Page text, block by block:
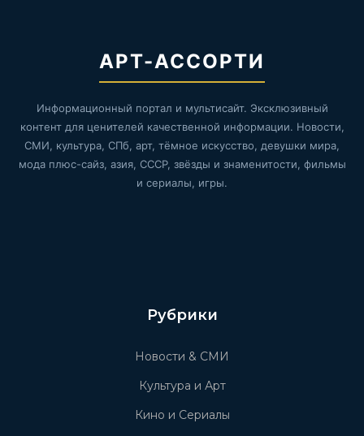
АРТ-АССОРТИ
Информационный портал и мультисайт. Эксклюзивный
контент для ценителей качественной информации. Новости,
СМИ, культура, СПб, арт, тёмное искусство, девушки мира,
мода плюс-сайз, азия, СССР, звёзды и знаменитости, фильмы
и сериалы, игры.
Рубрики
Новости & СМИ
Культура и Арт
Кино и Сериалы